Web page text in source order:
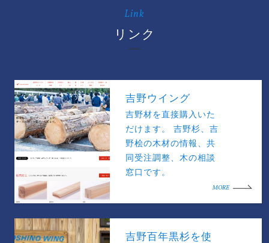
Link
リンク
吉野ウイング
吉野材を直接購入いた
だけます。 吉野杉、吉
野桧の木材の情報、共
同受注調整、木の相談
窓口です。
MORE
吉野百年黒杉を使